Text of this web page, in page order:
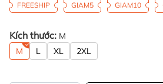
FREESHIP GIAM5 GIAM10
Kích thước: M
M L XL 2XL